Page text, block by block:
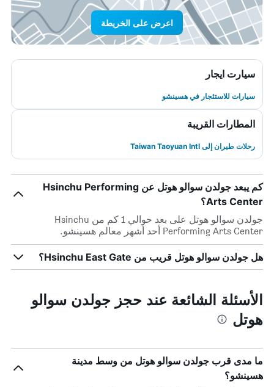
اعرض على الخريطة
سيارت ايجار
سيارات للاستئجار في هسينشو
المطارات القريبة
رحلات طيران إلى Taiwan Taoyuan Intl
كم يبعد جولدن سوالو هوتل عن Hsinchu Performing
Arts Center؟
جولدن سوالو هوتل على بعد حوالي 1 كم من Hsinchu
Performing Arts Center أحد أشهر معالم هسينشو.
هل جولدن سوالو هوتل قريب من Hsinchu East Gate؟
الأسئلة الشائعة عند حجز جولدن سوالو
هوتل
ما مدى قرب جولدن سوالو هوتل من وسط مدينة
هسينشو؟